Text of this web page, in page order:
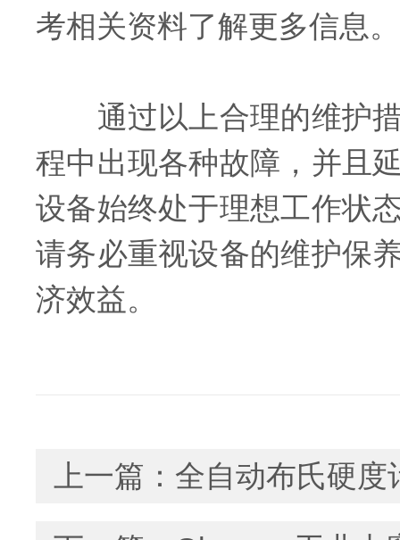
考相关资料了解更多信息。
通过以上合理的维护措
程中出现各种故障，并且
设备始终处于理想工作状
请务必重视设备的维护保
济效益。
上一篇： 全自动布氏硬度